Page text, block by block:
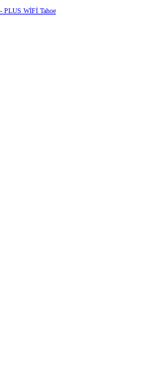
PLUS WİFİ Tahoe